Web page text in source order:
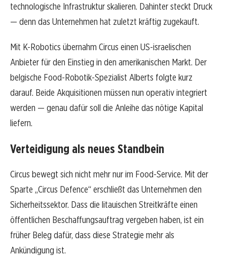
technologische Infrastruktur skalieren. Dahinter steckt Druck
— denn das Unternehmen hat zuletzt kräftig zugekauft.
Mit K-Robotics übernahm Circus einen US-israelischen
Anbieter für den Einstieg in den amerikanischen Markt. Der
belgische Food-Robotik-Spezialist Alberts folgte kurz
darauf. Beide Akquisitionen müssen nun operativ integriert
werden — genau dafür soll die Anleihe das nötige Kapital
liefern.
Verteidigung als neues Standbein
Circus bewegt sich nicht mehr nur im Food-Service. Mit der
Sparte „Circus Defence“ erschließt das Unternehmen den
Sicherheitssektor. Dass die litauischen Streitkräfte einen
öffentlichen Beschaffungsauftrag vergeben haben, ist ein
früher Beleg dafür, dass diese Strategie mehr als
Ankündigung ist.